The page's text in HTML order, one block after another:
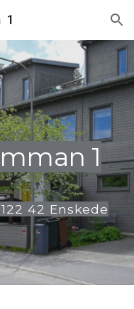
Skip to navigation
1
1
42 Enskede